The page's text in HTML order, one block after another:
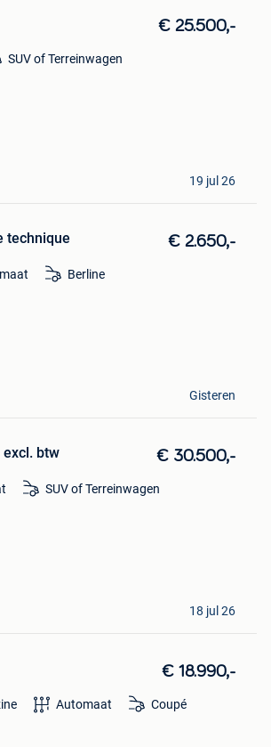
€ 25.500,-
SUV of Terreinwagen
19 jul 26
technique € 2.650,-
Berline
Gisteren
btw € 30.500,-
SUV of Terreinwagen
18 jul 26
€ 18.990,-
Automaat Coupé